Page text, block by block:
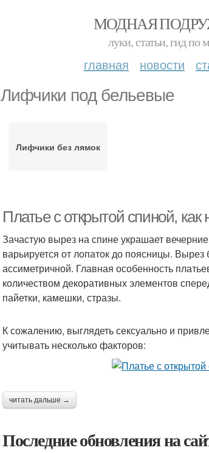
МОДНАЯ
луки, статьи, гид по
главная новости
Лифчики под бельевые
Лифчики без лямок
Платье с открытой спиной,
Зачастую вырез на спине украшает
варьируется от лопаток до поясницы.
ассиметричной. Главная особенность
количеством декоративных элементов
пайетки, камешки, стразы.
К сожалению, выглядеть сексуально и
учитывать несколько факторов:
читать дальше →
Последние обновления на